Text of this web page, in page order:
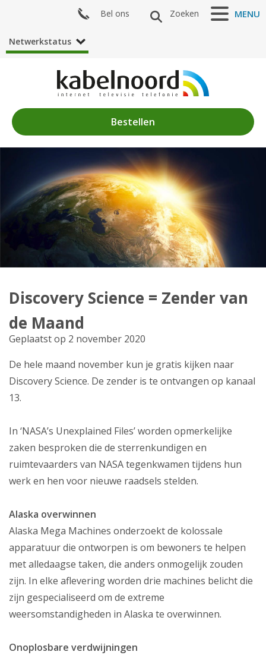
Algemeen
Acties
Zenderaanbod
Klantenservice
Mijn Kabelnoord
Zakelijk
Mijn webmail
Bestellen
MENU
Zoeken
Bel ons
Netwerkstatus
Discovery Science = Zender van
de Maand
Geplaatst op 2 november 2020
De hele maand november kun je gratis kijken naar
Discovery Science. De zender is te ontvangen op kanaal
13.
In ‘NASA’s Unexplained Files’ worden opmerkelijke
zaken besproken die de sterrenkundigen en
ruimtevaarders van NASA tegenkwamen tijdens hun
werk en hen voor nieuwe raadsels stelden.
Alaska overwinnen
Alaska Mega Machines onderzoekt de kolossale
apparatuur die ontworpen is om bewoners te helpen
met alledaagse taken, die anders onmogelijk zouden
zijn. In elke aflevering worden drie machines belicht die
zijn gespecialiseerd om de extreme
weersomstandigheden in Alaska te overwinnen.
Onoplosbare verdwijningen